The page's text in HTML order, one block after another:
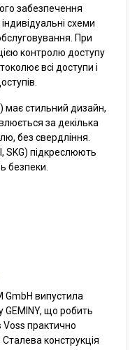
забезпечення
схеми
При
контролю доступу
всі доступи і
стильний дизайн,
за декілька
без свердління.
SKG) підкреслюють
безпеки.
GmbH випустила
GEMINY, що робить
Voss практично
конструкція